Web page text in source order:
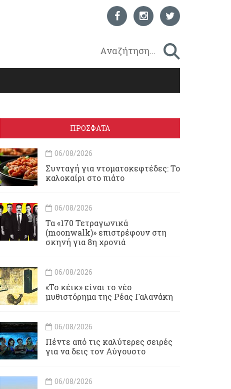
ΠΡΟΣΦΑΤΑ
06/08/2026
Συνταγή για ντοματοκεφτέδες: Το
καλοκαίρι στο πιάτο
06/08/2026
Τα «170 Τετραγωνικά
(moonwalk)» επιστρέφουν στη
σκηνή για 8η χρονιά
06/08/2026
«Το κέικ» είναι το νέο
μυθιστόρημα της Ρέας Γαλανάκη
06/08/2026
Πέντε από τις καλύτερες σειρές
για να δεις τον Αύγουστο
06/08/2026